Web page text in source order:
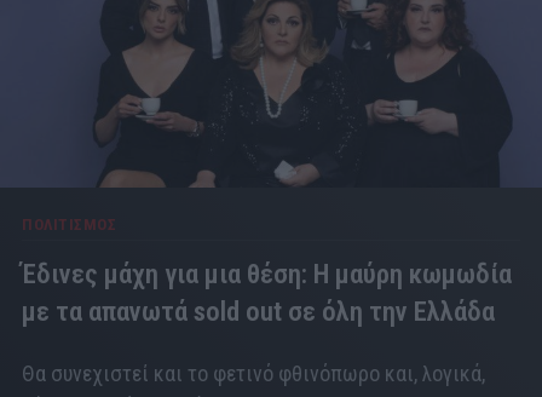
ΠΟΛΙΤΙΣΜΟΣ
Έδινες μάχη για μια θέση: Η μαύρη κωμωδία
με τα απανωτά sold out σε όλη την Ελλάδα
Θα συνεχιστεί και το φετινό φθινόπωρο και, λογικά,